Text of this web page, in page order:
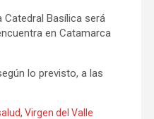
Catedral Basílica será
en Catamarca
lo previsto, a las
, Virgen del Valle